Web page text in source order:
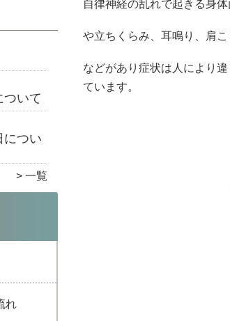
ついて
につい
一覧
れ
自律神経の乱れで起きる身
や立ちくらみ、耳鳴り、肩
などがあり症状は人により
ています。